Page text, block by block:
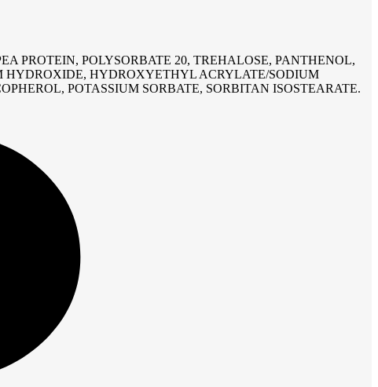
PROTEIN, POLYSORBATE 20, TREHALOSE, PANTHENOL,
HYDROXIDE, HYDROXYETHYL ACRYLATE/SODIUM
POTASSIUM SORBATE, SORBITAN ISOSTEARATE.